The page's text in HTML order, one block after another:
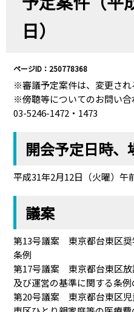
日）
ページID：250778368
※審議予定案件は、変更され
※傍聴等についてのお問い
03-5246-1472・1473
開会予定日時、
平成31年2月12日（火曜）
議案
第13号議案 東京都台東区奨
条例
第17号議案 東京都台東区放
及び運営の基準に関する条
第20号議案 東京都台東区児